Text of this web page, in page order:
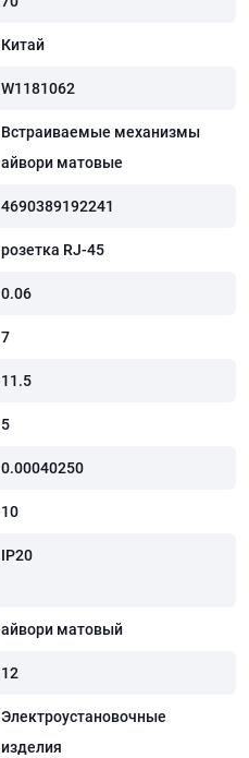
Китай
W1181062
Встраиваемые механизмы
айвори матовые
4690389192241
розетка RJ-45
0.06
7
11.5
5
0.00040250
10
IP20
айвори матовый
12
Электроустановочные
изделия